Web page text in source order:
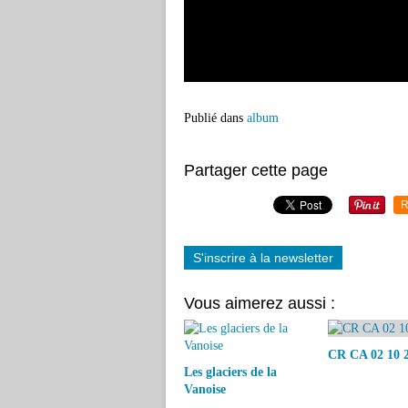
Publié dans album
Partager cette page
S'inscrire à la newsletter
Vous aimerez aussi :
Les glaciers de la
Vanoise
CR CA 02 10